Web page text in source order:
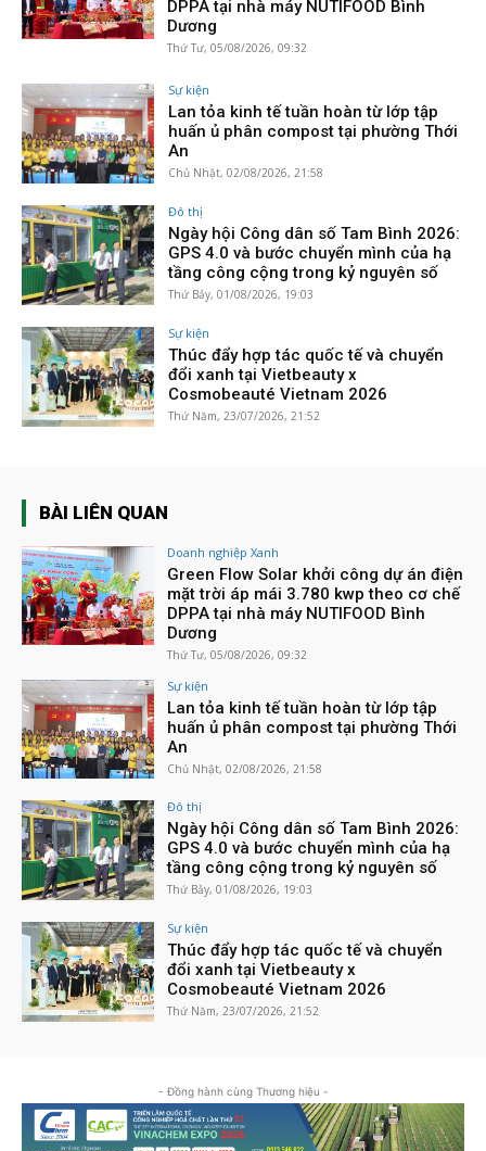
DPPA tại nhà máy NUTIFOOD Bình
Dương
Thứ Tư, 05/08/2026, 09:32
Sự kiện
Lan tỏa kinh tế tuần hoàn từ lớp tập
huấn ủ phân compost tại phường Thới
An
Chủ Nhật, 02/08/2026, 21:58
Đô thị
Ngày hội Công dân số Tam Bình 2026:
GPS 4.0 và bước chuyển mình của hạ
tầng công cộng trong kỷ nguyên số
Thứ Bảy, 01/08/2026, 19:03
Sự kiện
Thúc đẩy hợp tác quốc tế và chuyển
đổi xanh tại Vietbeauty x
Cosmobeauté Vietnam 2026
Thứ Năm, 23/07/2026, 21:52
BÀI LIÊN QUAN
Doanh nghiệp Xanh
Green Flow Solar khởi công dự án điện
mặt trời áp mái 3.780 kwp theo cơ chế
DPPA tại nhà máy NUTIFOOD Bình
Dương
Thứ Tư, 05/08/2026, 09:32
Sự kiện
Lan tỏa kinh tế tuần hoàn từ lớp tập
huấn ủ phân compost tại phường Thới
An
Chủ Nhật, 02/08/2026, 21:58
Đô thị
Ngày hội Công dân số Tam Bình 2026:
GPS 4.0 và bước chuyển mình của hạ
tầng công cộng trong kỷ nguyên số
Thứ Bảy, 01/08/2026, 19:03
Sự kiện
Thúc đẩy hợp tác quốc tế và chuyển
đổi xanh tại Vietbeauty x
Cosmobeauté Vietnam 2026
Thứ Năm, 23/07/2026, 21:52
- Đồng hành cùng Thương hiệu -